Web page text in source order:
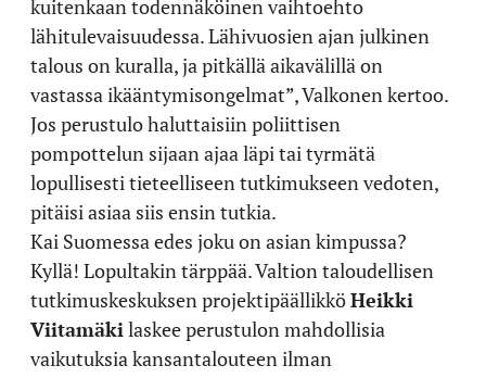
kuitenkaan todennäköinen vaihtoehto
lähitulevaisuudessa. Lähivuosien ajan julkinen
talous on kuralla, ja pitkällä aikavälillä on
vastassa ikääntymisongelmat”, Valkonen kertoo.
Jos perustulo haluttaisiin poliittisen
pompottelun sijaan ajaa läpi tai tyrmätä
lopullisesti tieteelliseen tutkimukseen vedoten,
pitäisi asiaa siis ensin tutkia.
Kai Suomessa edes joku on asian kimpussa?
Kyllä! Lopultakin tärppää. Valtion taloudellisen
tutkimuskeskuksen projektipäällikköHeikki
Viitamäki laskee perustulon mahdollisia
vaikutuksia kansantalouteen ilman